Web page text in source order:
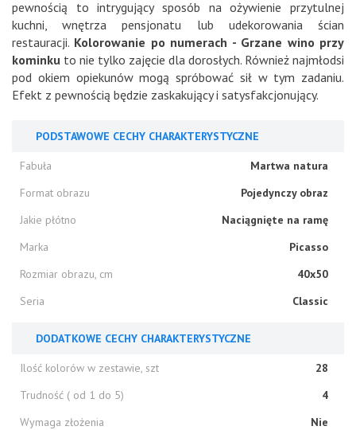
pewnością to intrygujący sposób na ożywienie przytulnej
kuchni, wnętrza pensjonatu lub udekorowania ścian
restauracji. Kolorowanie po numerach - Grzane wino przy
kominku to nie tylko zajęcie dla dorosłych. Również najmłodsi
pod okiem opiekunów mogą spróbować sił w tym zadaniu.
Efekt z pewnością będzie zaskakujący i satysfakcjonujący.
PODSTAWOWE CECHY CHARAKTERYSTYCZNE
Fabuła
Martwa natura
Format obrazu
Pojedynczy obraz
Jakie płótno
Naciągnięte na ramę
Marka
Picasso
Rozmiar obrazu, cm
40x50
Seria
Classic
DODATKOWE CECHY CHARAKTERYSTYCZNE
Ilość kolorów w zestawie, szt
28
Trudność ( od 1 do 5)
4
Wymaga złożenia
Nie